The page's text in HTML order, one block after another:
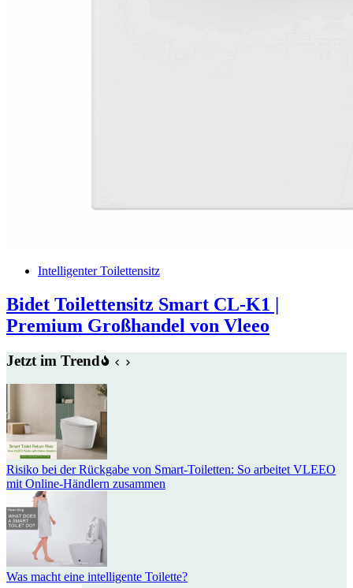
Intelligenter Toilettensitz
Bidet Toilettensitz Smart CL-K1 |
Premium Großhandel von Vleeo
Jetzt im Trend
Risiko bei der Rückgabe von Smart-Toiletten: So arbeitet VLEEO
mit Online-Händlern zusammen
Was macht eine intelligente Toilette?